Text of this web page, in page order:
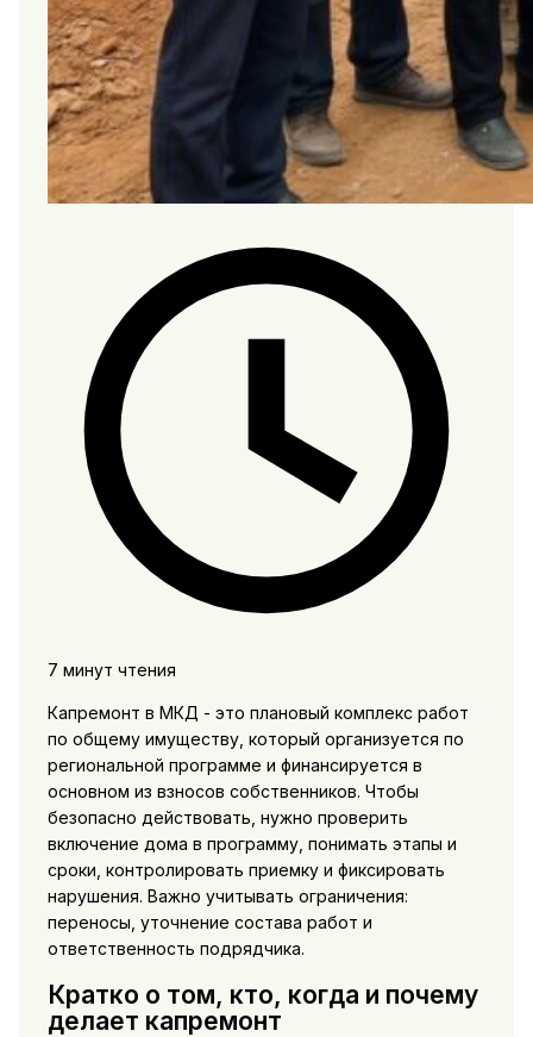
7 минут чтения
Капремонт в МКД - это плановый комплекс работ
по общему имуществу, который организуется по
региональной программе и финансируется в
основном из взносов собственников. Чтобы
безопасно действовать, нужно проверить
включение дома в программу, понимать этапы и
сроки, контролировать приемку и фиксировать
нарушения. Важно учитывать ограничения:
переносы, уточнение состава работ и
ответственность подрядчика.
Кратко о том, кто, когда и почему
делает капремонт